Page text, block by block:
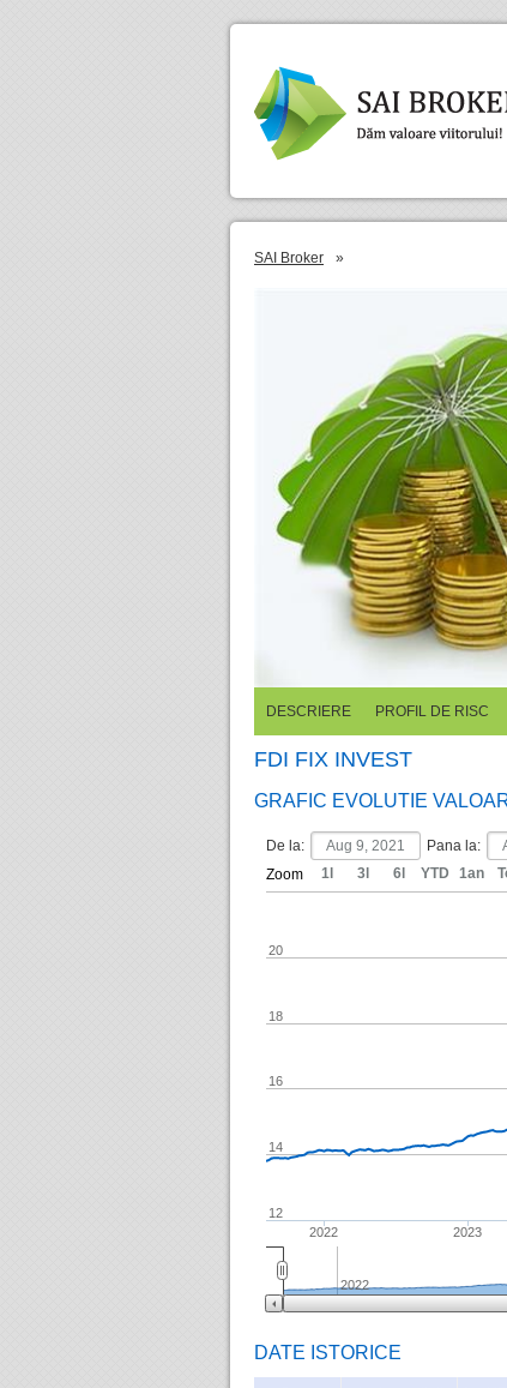
SAI Broker »
DESCRIERE PROFIL DE RISC
FDI FIX INVEST
GRAFIC EVOLUTIE
De la:
Pana la:
Zoom
2022 2023
14
16
18
20
12
2022
1l 3l 6l YTD 1an
DATE ISTORICE